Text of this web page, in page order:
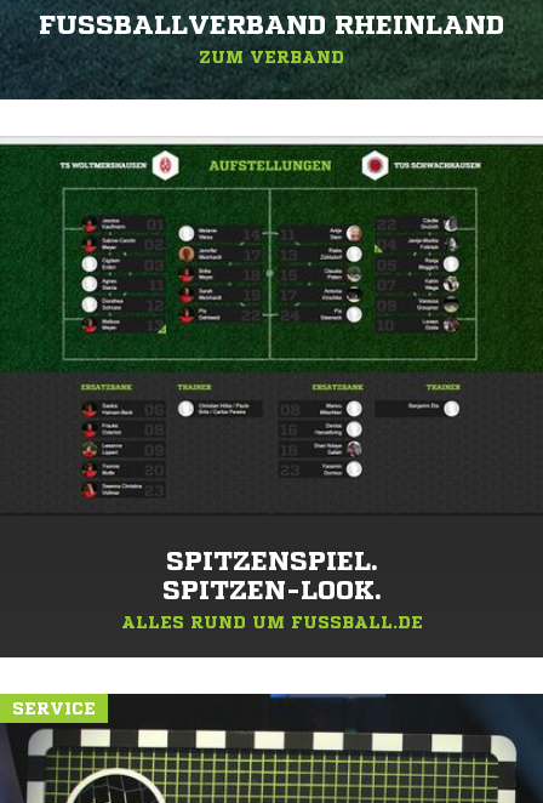
FUSSBALLVERBAND RHEINLAND
ZUM VERBAND
SPITZENSPIEL.
SPITZEN-LOOK.
ALLES RUND UM FUSSBALL.DE
SERVICE